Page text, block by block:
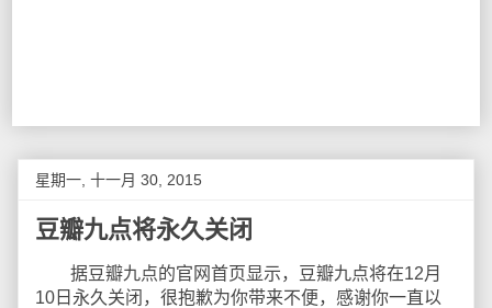
星期一, 十一月 30, 2015
豆瓣九点将永久关闭
据豆瓣九点的官网首页显示，豆瓣九点将在12月
10日永久关闭，很抱歉为你带来不便，感谢你一直以